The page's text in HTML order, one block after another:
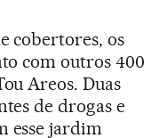
cobertores, os
com outros 400
Areos. Duas
de drogas e
esse jardim